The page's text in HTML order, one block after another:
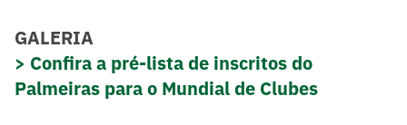
GALERIA
> Confira a pré-lista de inscritos do
Palmeiras para o Mundial de Clubes